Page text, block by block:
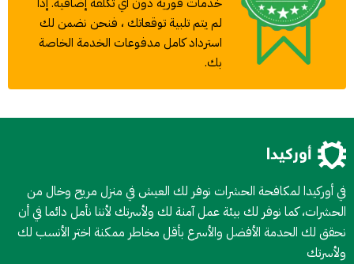
لم يتم تلبية توقعاتك ، فنحن نضمن لك
استرداد كامل مدفوعات الخدمة الخاصة
بك.
في أوركيدا لمكافحة الحشرات نوفر لك العيش في منزل مريح وخال من
الحشرات، كما نوفر لك بيئة عمل آمنة لك ولأسرتك لأننا نأمل دائما في أن
نحقق لك الحدمة الأفضل والأسرع بأقل مخاطر ممكنة اختر الأنسب لك
ولأسرتك